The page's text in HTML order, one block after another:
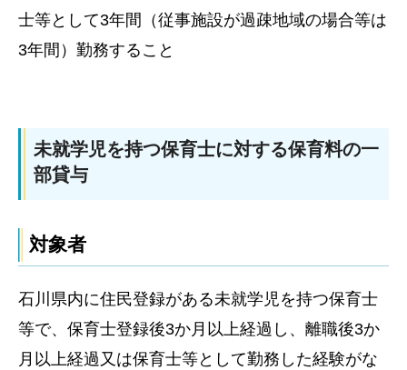
士等として3年間（従事施設が過疎地域の場合等は
3年間）勤務すること
未就学児を持つ保育士に対する保育料の一
部貸与
対象者
石川県内に住民登録がある未就学児を持つ保育士
等で、保育士登録後3か月以上経過し、離職後3か
月以上経過又は保育士等として勤務した経験がな